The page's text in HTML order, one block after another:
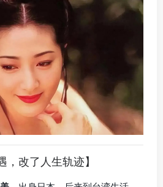
，改了人生轨迹】